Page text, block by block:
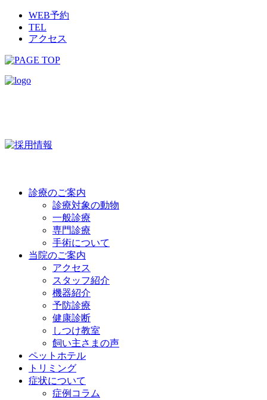
WEB予約
TEL
アクセス
診療のご案内
診療対象の動物
一般診療
専門診療
手術について
当院のご案内
アクセス
スタッフ紹介
機器紹介
予防診療
健康診断
しつけ教室
飼い主さまの声
ペットホテル
トリミング
症状について
症例コラム